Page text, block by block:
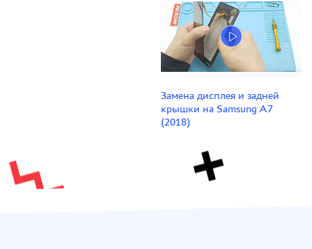
Замена дисплея и задней
крышки на Samsung A7
(2018)